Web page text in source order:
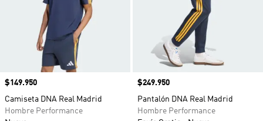
Precio
$149.950
Camiseta DNA Real Madrid
Hombre Performance
Precio
$249.950
Pantalón DNA Real Madrid
Hombre Performance